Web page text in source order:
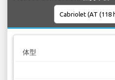
体型